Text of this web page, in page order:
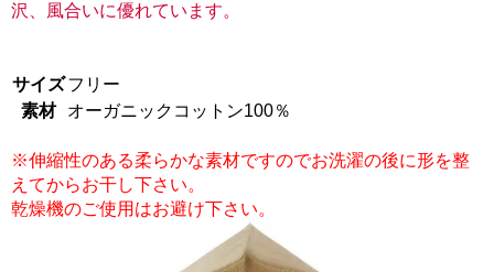
沢、風合いに優れています。
サイズフリー
素材
オーガニックコットン100％
※伸縮性のある柔らかな素材ですのでお洗濯の後に形を整
えてからお干し下さい。
乾燥機のご使用はお避け下さい。